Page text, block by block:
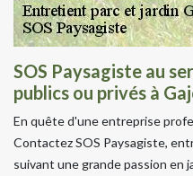
SOS Paysagiste au
publics ou privés à
En quête d'une entreprise
Contactez SOS Paysagiste,
suivant une grande passion en